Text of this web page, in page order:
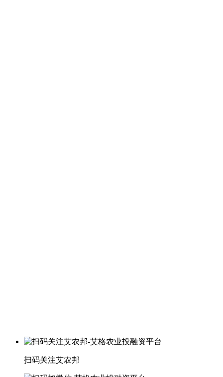
扫码关注艾农邦